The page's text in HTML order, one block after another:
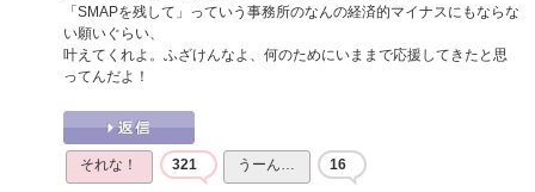
「SMAPを残して」っていう事務所のなんの経済的マイナスにもならな
い願いぐらい、
叶えてくれよ。ふざけんなよ、何のためにいままで応援してきたと思
ってんだよ！
それな！ 321 うーん… 16